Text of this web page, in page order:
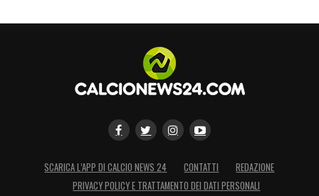
SCARICA L’APP DI CALCIO NEWS 24 CONTATTI
REDAZIONE
PRIVACY POLICY E TRATTAMENTO DEI DATI PERSONALI